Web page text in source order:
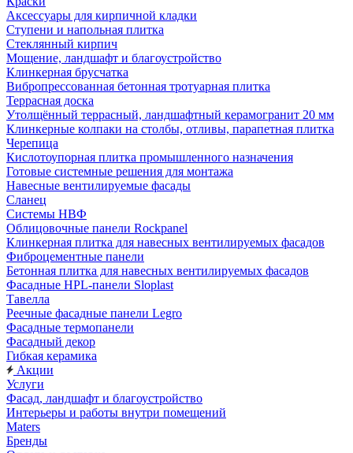
Аксессуары для кирпичной кладки
Ступени и напольная плитка
Cтеклянный кирпич
Мощение, ландшафт и благоустройство
Клинкерная брусчатка
Вибропрессованная бетонная тротуарная плитка
Террасная доска
Утолщённый террасный, ландшафтный керамогранит 20 мм
Клинкерные колпаки на столбы, отливы, парапетная плитка
Черепица
Кислотоупорная плитка промышленного назначения
Готовые системные решения для монтажа
Навесные вентилируемые фасады
Сланец
Системы НВФ
Облицовочные панели Rockpanel
Клинкерная плитка для навесных вентилируемых фасадов
Фиброцементные панели
Бетонная плитка для навесных вентилируемых фасадов
Фасадные HPL-панели Sloplast
Тавелла
Реечные фасадные панели Legro
Фасадные термопанели
Фасадный декор
Гибкая керамика
Акции
Услуги
Фасад, ландшафт и благоустройство
Интерьеры и работы внутри помещений
Maters
Бренды